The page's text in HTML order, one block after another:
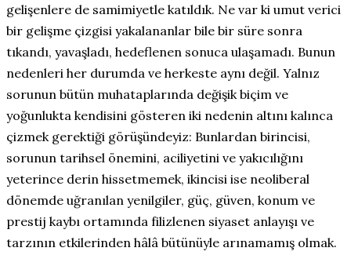
gelişenlere de samimiyetle katıldık. Ne var ki umut verici
bir gelişme çizgisi yakalananlar bile bir süre sonra
tıkandı, yavaşladı, hedeflenen sonuca ulaşamadı. Bunun
nedenleri her durumda ve herkeste aynı değil. Yalnız
sorunun bütün muhataplarında değişik biçim ve
yoğunlukta kendisini gösteren iki nedenin altını kalınca
çizmek gerektiği görüşündeyiz: Bunlardan birincisi,
sorunun tarihsel önemini, aciliyetini ve yakıcılığını
yeterince derin hissetmemek, ikincisi ise neoliberal
dönemde uğranılan yenilgiler, güç, güven, konum ve
prestij kaybı ortamında filizlenen siyaset anlayışı ve
tarzının etkilerinden hâlâ bütünüyle arınamamış olmak.